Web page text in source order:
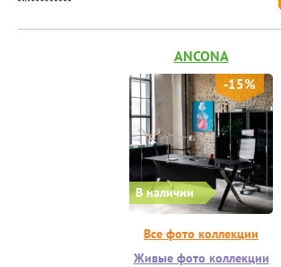
ANCONA
В наличии
-15%
Все фото коллекции
Живые фото коллекции